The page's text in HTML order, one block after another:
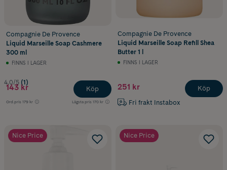
Compagnie De Provence
Liquid Marseille Soap Cashmere
300 ml
FINNS I LAGER
4.0/5 (1)
143 kr
Ord.pris 179 kr Lägsta pris 170 kr
Köp
Compagnie De Provence
Liquid Marseille Soap Refill Shea
Butter 1 l
FINNS I LAGER
251 kr
Fri frakt Instabox
Köp
Nice Price Nice Price